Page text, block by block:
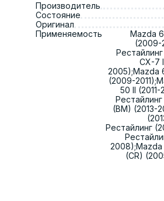
Производитель
Состояние
Оригинал
Применяемость
Mazda
(2009-
CX-7
2005);Mazda
(2009-
50 II
Рестайлинг
(BM) (2013-
Рестайлинг
2008);Mazda
(CR)